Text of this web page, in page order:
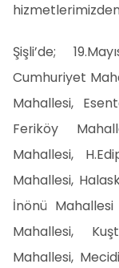
Şişli’de;
Cumhuriyet
Mahallesi,
Feriköy
Mahallesi,
Mahallesi,
İnönü
Mahallesi,
Mahallesi,